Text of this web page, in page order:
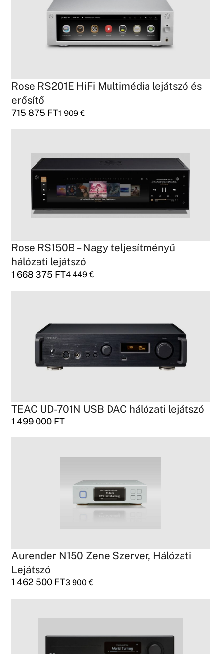
Rose RS201E HiFi Multimédia lejátszó és
erősítő
715 875 FT1 909€
Rose RS150B – Nagy teljesítményű
hálózati lejátszó
1 668 375 FT4 449€
TEAC UD-701N USB DAC hálózati lejátszó
1 499 000 FT
Aurender N150 Zene Szerver, Hálózati
Lejátszó
1 462 500 FT3 900€